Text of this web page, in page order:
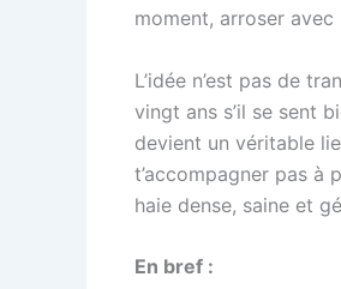
moment, arroser
L’idée n’est pas de
vingt ans s’il se sent
devient un véritable
t’accompagner pas à
haie dense, saine et
En bref :